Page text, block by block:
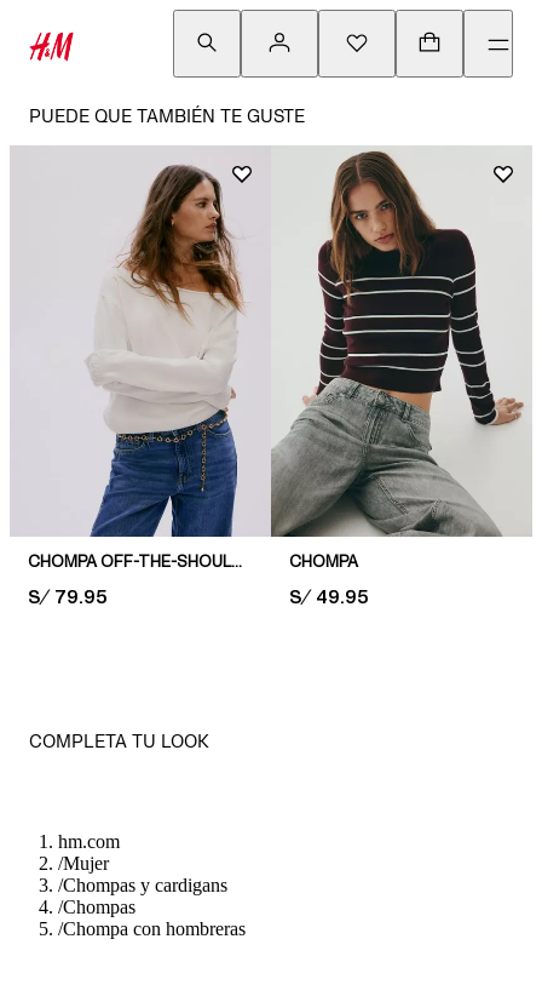
PUEDE QUE TAMBIÉN TE GUSTE
CHOMPA OFF-THE-SHOULDER
PRICE:
S/ 79.95
CHOMPA
PRICE:
S/ 49.95
COMPLETA TU LOOK
hm.com
/Mujer
/Chompas y cardigans
/Chompas
/Chompa con hombreras